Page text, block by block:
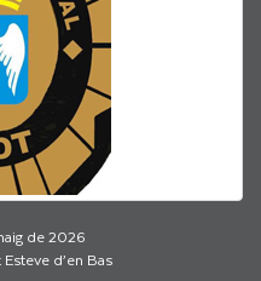
de 2026
Esteve d’en Bas